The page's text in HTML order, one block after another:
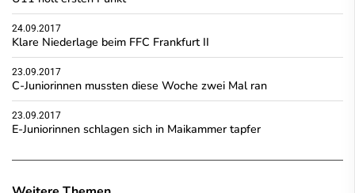
24.09.2017
Klare Niederlage beim FFC Frankfurt II
23.09.2017
C-Juniorinnen mussten diese Woche zwei Mal ran
23.09.2017
E-Juniorinnen schlagen sich in Maikammer tapfer